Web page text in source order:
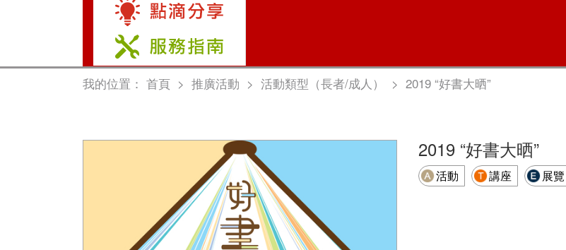
我的位置： 首頁 > 推廣活動 > 活動類型（長者/成人） > 2019 “好書大晒”
2019 “好書大晒”
活動 講座 展覽